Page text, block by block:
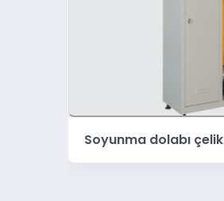
Soyunma dolabı çelik